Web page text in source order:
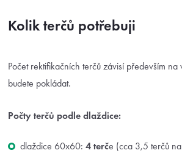
Kolik terčů potřebuji
Počet rektifikačních terčů závisí především na
budete pokládat.
Počty terčů podle dlaždice:
dlaždice 60x60: 4 terče (cca 3,5 terčů